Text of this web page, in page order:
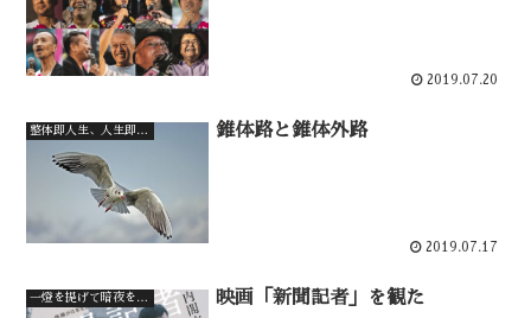
2019.07.20
整体即人生、人生即整体 錐体路と錐体外路
2019.07.17
一燈を提げて暗夜を行く 映画「新聞記者」を観た